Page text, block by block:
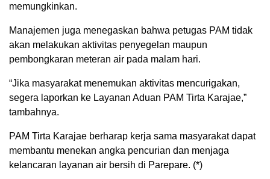
memungkinkan.
Manajemen juga menegaskan bahwa petugas PAM tidak
akan melakukan aktivitas penyegelan maupun
pembongkaran meteran air pada malam hari.
“Jika masyarakat menemukan aktivitas mencurigakan,
segera laporkan ke Layanan Aduan PAM Tirta Karajae,”
tambahnya.
PAM Tirta Karajae berharap kerja sama masyarakat dapat
membantu menekan angka pencurian dan menjaga
kelancaran layanan air bersih di Parepare. (*)